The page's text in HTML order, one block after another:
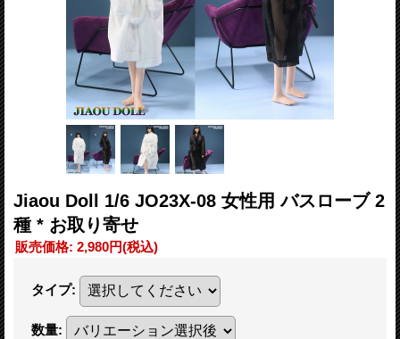
Jiaou Doll 1/6 JO23X-08 女性用 バスローブ 2
種 * お取り寄せ
販売価格: 2,980円(税込)
タイプ:
数量: